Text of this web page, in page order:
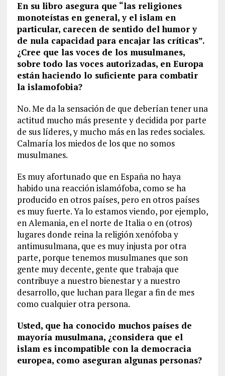
En su libro asegura que “las religiones
monoteístas en general, y el islam en
particular, carecen de sentido del humor y
de nula capacidad para encajar las críticas”.
¿Cree que las voces de los musulmanes,
sobre todo las voces autorizadas, en Europa
están haciendo lo suficiente para combatir
la islamofobia?
No. Me da la sensación de que deberían tener una
actitud mucho más presente y decidida por parte
de sus líderes, y mucho más en las redes sociales.
Calmaría los miedos de los que no somos
musulmanes.
Es muy afortunado que en España no haya
habido una reacción islamófoba, como se ha
producido en otros países, pero en otros países
es muy fuerte. Ya lo estamos viendo, por ejemplo,
en Alemania, en el norte de Italia o en (otros)
lugares donde reina la religión xenófoba y
antimusulmana, que es muy injusta por otra
parte, porque tenemos musulmanes que son
gente muy decente, gente que trabaja que
contribuye a nuestro bienestar y a nuestro
desarrollo, que luchan para llegar a fin de mes
como cualquier otra persona.
Usted, que ha conocido muchos países de
mayoría musulmana, ¿considera que el
islam es incompatible con la democracia
europea, como aseguran algunas personas?